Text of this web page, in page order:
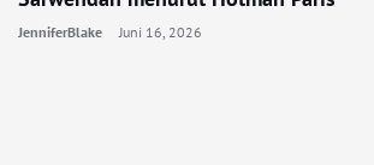
JenniferBlake Juni 16, 2026